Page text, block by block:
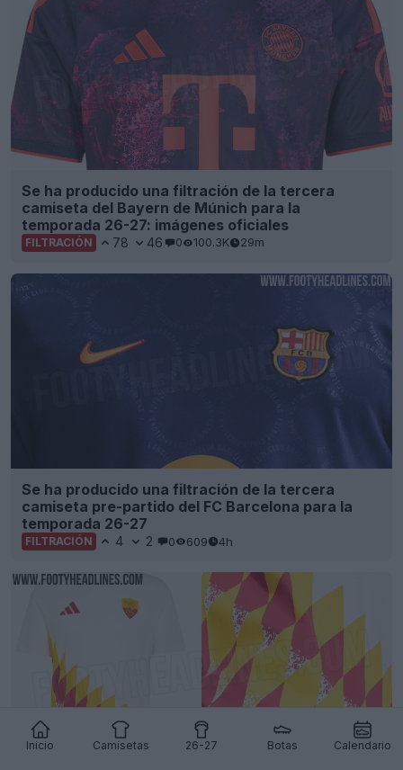
Inicio Camisetas 26-27 Botas Calendario
Se ha producido una filtración de la tercera
camiseta del Bayern de Múnich para la
temporada 26-27: imágenes oficiales
FILTRACIÓN 78 46 0 100.3K 29m
Se ha producido una filtración de la tercera
camiseta pre-partido del FC Barcelona para la
temporada 26-27
FILTRACIÓN 4 2 0 609 4h